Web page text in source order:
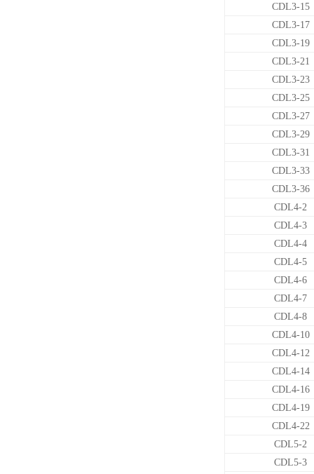
CDL3-15
CDL3-17
CDL3-19
CDL3-21
CDL3-23
CDL3-25
CDL3-27
CDL3-29
CDL3-31
CDL3-33
CDL3-36
CDL4-2
CDL4-3
CDL4-4
CDL4-5
CDL4-6
CDL4-7
CDL4-8
CDL4-10
CDL4-12
CDL4-14
CDL4-16
CDL4-19
CDL4-22
CDL5-2
CDL5-3